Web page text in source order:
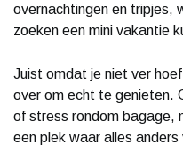
overnachtingen en tripjes,
zoeken een mini vakantie
Juist omdat je niet ver
over om echt te genieten.
of stress rondom bagage,
een plek waar alles